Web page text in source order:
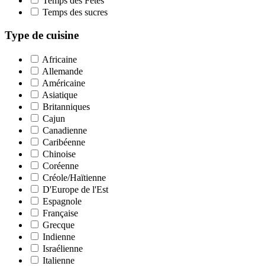
Temps des sucres
Type de cuisine
Africaine
Allemande
Américaine
Asiatique
Britanniques
Cajun
Canadienne
Caribéenne
Chinoise
Coréenne
Créole/Haïtienne
D'Europe de l'Est
Espagnole
Française
Grecque
Indienne
Israélienne
Italienne